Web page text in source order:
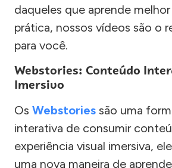
daqueles que aprende
prática, nossos vídeos são o
para você.
Webstories: Conteúdo
Imersivo
Os Webstories são uma
interativa de consumir
experiência visual imersiva,
uma nova maneira de